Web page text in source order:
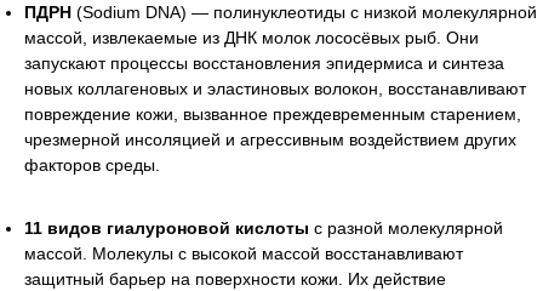
ПДРН (Sodium DNA) — полинуклеотиды с низкой молекулярной
массой, извлекаемые из ДНК молок лососёвых рыб. Они
запускают процессы восстановления эпидермиса и синтеза
новых коллагеновых и эластиновых волокон, восстанавливают
повреждение кожи, вызванное преждевременным старением,
чрезмерной инсоляцией и агрессивным воздействием других
факторов среды.
11 видов гиалуроновой кислоты с разной молекулярной
массой. Молекулы с высокой массой восстанавливают
защитный барьер на поверхности кожи. Их действие